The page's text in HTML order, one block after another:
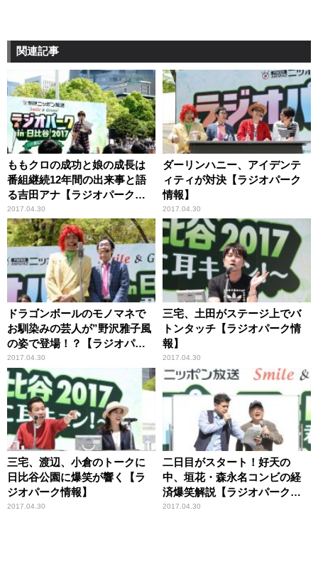
関連記事
ももクロの成功と娘の成長は
番組継続12年間の出来事と語
る吉田アナ【ラジオパーク情
報】
2017.04.30
ダーリンハニー、アイデンテ
ィティが対決【ラジオパーク
情報】
2017.04.30
ドラゴンボールのモノマネで
お馴染みの芸人が”野沢雅子風
の姿で登場！？【ラジオパー
ク情報】
2017.04.30
三宅、土田がステージ上でバ
トンタッチ【ラジオパーク情
報】
2017.04.30
三宅、渡辺、小倉のトークに
日比谷公園に爆笑が響く【ラ
ジオパーク情報】
2017.04.30
二日目がスタート！好天の
中、垣花・森永名コンビの経
済爆笑解説【ラジオパーク情
報】
2017.04.30